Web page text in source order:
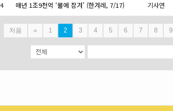
매년 1조9천억 ‘물에 잠겨’ (한겨레, 7/17) 기사연
처음 « 1 2 3 4 5 6 7 8 9